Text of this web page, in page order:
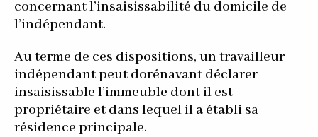
concernant l’insaisissabilité du domicile de
l’indépendant.
Au terme de ces dispositions, un travailleur
indépendant peut dorénavant déclarer
insaisissable l’immeuble dont il est
propriétaire et dans lequel il a établi sa
résidence principale.